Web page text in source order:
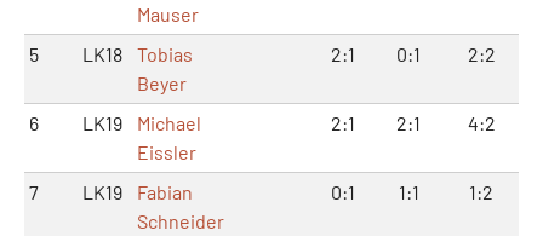
Mauser
5 LK18
Tobias
Beyer
2:1 0:1 2:2
6 LK19
Michael
Eissler
2:1 2:1 4:2
7 LK19
Fabian
Schneider
0:1 1:1 1:2